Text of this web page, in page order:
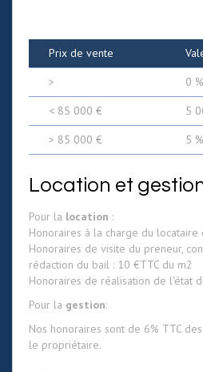
Prix de vente
>
0 %
< 85 000 €
5
> 85 000 € 5 %
Location et
Pour la location :
Honoraires à la charge du
Honoraires de visite du preneur,
rédaction du bail : 10 €TTC du m2
Honoraires de réalisation de l'état
Pour la gestion:
Nos honoraires sont de 6% TTC
le propriétaire.